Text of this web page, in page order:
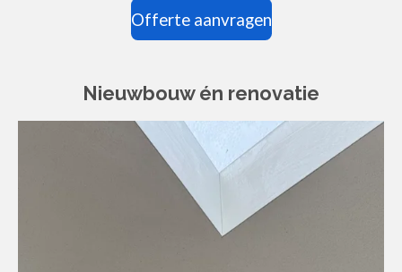
Offerte aanvragen
Nieuwbouw én renovatie